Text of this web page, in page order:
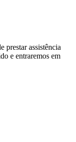
prestar assistência
e entraremos em